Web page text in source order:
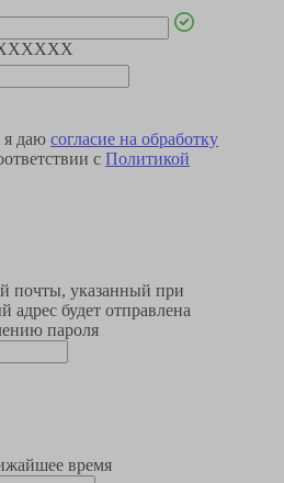
я даю согласие на обработку
с Политикой
почты, указанный при
адрес будет отправлена
пароля
время